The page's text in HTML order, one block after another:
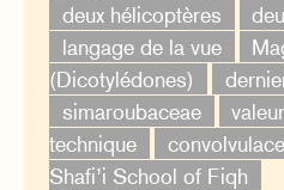
deux hélicoptères
langage de la vue
(Dicotylédones)
simaroubaceae
technique
Shafi’i School of Fiqh